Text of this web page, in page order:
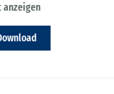
anzeigen